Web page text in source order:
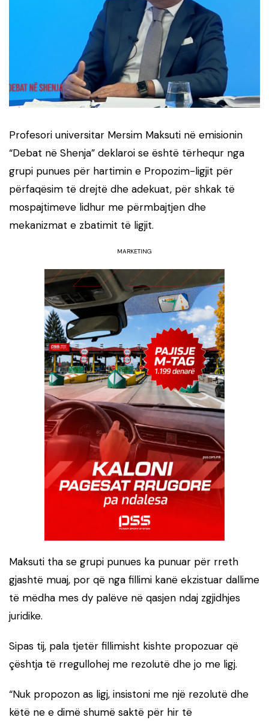
Profesori universitar Mersim Maksuti në emisionin
“Debat në Shenja” deklaroi se është tërhequr nga
grupi punues për hartimin e Propozim-ligjit për
përfaqësim të drejtë dhe adekuat, për shkak të
mospajtimeve lidhur me përmbajtjen dhe
mekanizmat e zbatimit të ligjit.
MARKETING
Maksuti tha se grupi punues ka punuar për rreth
gjashtë muaj, por që nga fillimi kanë ekzistuar dallime
të mëdha mes dy palëve në qasjen ndaj zgjidhjes
juridike.
Sipas tij, pala tjetër fillimisht kishte propozuar që
çështja të rregullohej me rezolutë dhe jo me ligj.
“Nuk propozon as ligj, insistoni me një rezolutë dhe
këtë ne e dimë shumë saktë për hir të